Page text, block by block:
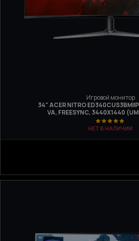
Игровой монитор
34" ACER NITRO
VA, FREESYNC, 3440Х1440
НЕТ В НАЛИЧИИ